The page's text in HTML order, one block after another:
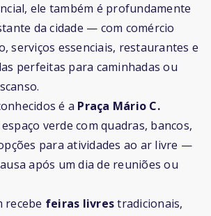
ele também é profundamente
da cidade — com comércio
serviços essenciais, restaurantes e
perfeitas para caminhadas ou
é a Praça Mário C.
verde com quadras, bancos,
para atividades ao ar livre —
após um dia de reuniões ou
recebe feiras livrestradicionais,